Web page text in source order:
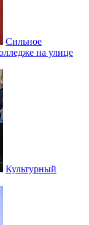
Сильное
на улице
Культурный